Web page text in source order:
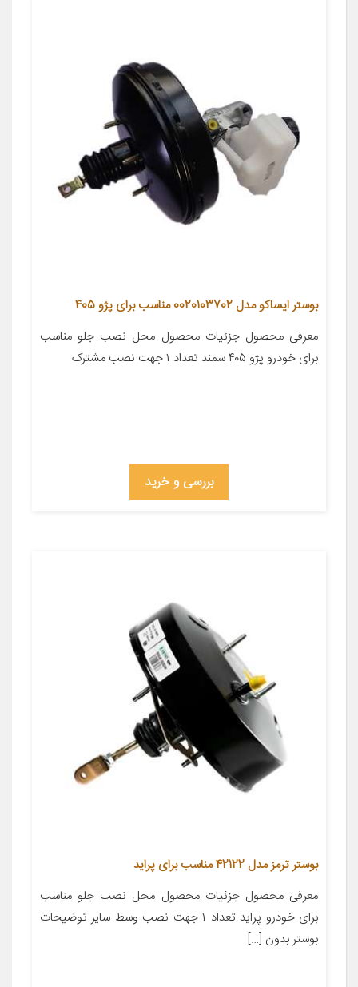
بوستر ایساکو مدل 0020103702 مناسب برای پژو 405
معرفی محصول جزئیات محصول محل نصب جلو مناسب
برای خودرو پژو ۴۰۵ سمند تعداد ۱ جهت نصب مشترک
بررسی و خرید
بوستر ترمز مدل 42122 مناسب برای پراید
معرفی محصول جزئیات محصول محل نصب جلو مناسب
برای خودرو پراید تعداد ۱ جهت نصب وسط سایر توضیحات
بوستر بدون […]